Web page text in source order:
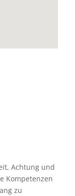
Achtung und
Kompetenzen
zu